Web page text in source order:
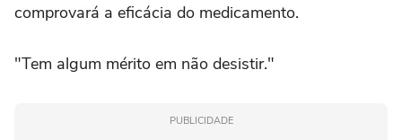
comprovará a eficácia do medicamento.
"Tem algum mérito em não desistir."
PUBLICIDADE